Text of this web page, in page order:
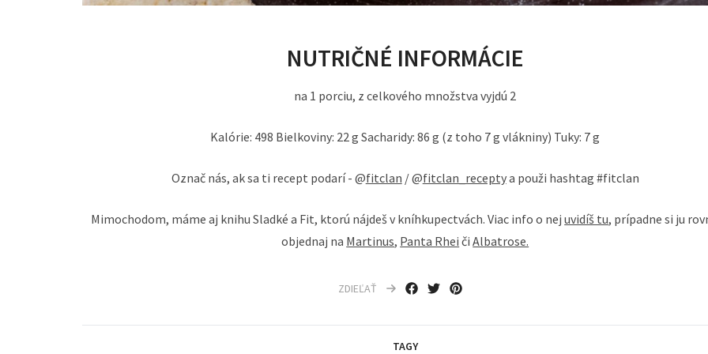
NUTRIČNÉ INFORMÁCIE
na 1 porciu, z celkového množstva vyjdú 2
Kalórie: 498 Bielkoviny: 22 g Sacharidy: 86 g (z toho 7 g vlákniny) Tuky: 7 g
Označ nás, ak sa ti recept podarí - @fitclan / @fitclan_receptya použi hashtag #fitclan
Mimochodom, máme aj knihu Sladké a Fit, ktorú nájdeš v kníhkupectvách. Viac info o nejuvidíš tu, prípadne si ju
objednaj na Martinus, Panta Rhei čiAlbatrose.
ZDIEĽAŤ
TAGY